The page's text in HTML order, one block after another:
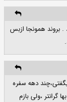
. بروند همونجا ازبس
دهه سفره
،ولی بازم